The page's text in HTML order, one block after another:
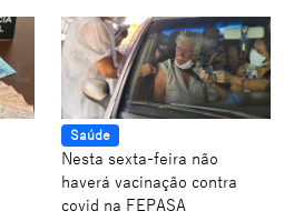
Saúde
Nesta sexta-feira não
haverá vacinação contra
covid na FEPASA